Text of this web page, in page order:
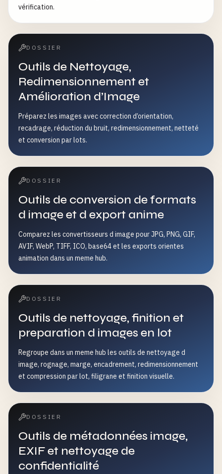
vérification.
DOSSIER
Outils de Nettoyage,
Redimensionnement et
Amélioration d’Image
Préparez les images avec correction d’orientation,
recadrage, réduction du bruit, redimensionnement, netteté
et conversion par lots.
DOSSIER
Outils de conversion de formats
d image et d export anime
Comparez les convertisseurs d image pour JPG, PNG, GIF,
AVIF, WebP, TIFF, ICO, base64 et les exports orientes
animation dans un meme hub.
DOSSIER
Outils de nettoyage, finition et
preparation d images en lot
Regroupe dans un meme hub les outils de nettoyage d
image, rognage, marge, encadrement, redimensionnement
et compression par lot, filigrane et finition visuelle.
DOSSIER
Outils de métadonnées image,
EXIF et nettoyage de
confidentialité